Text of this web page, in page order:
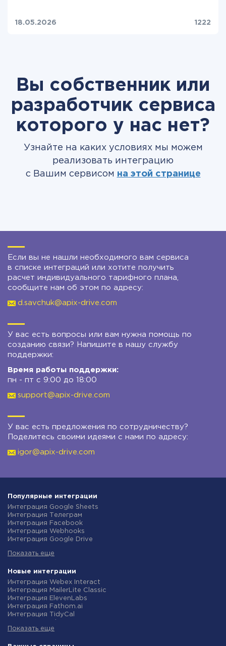
18.05.2026 1222
Вы собственник или
разработчик сервиса
которого у нас нет?
Узнайте на каких условиях мы можем
реализовать интеграцию
с Вашим сервисом на этой странице
Если вы не нашли необходимого вам сервиса
в списке интеграций или хотите получить
расчет индивидуального тарифного плана,
сообщите нам об этом по адресу:
d.savchuk@apix-drive.com
У вас есть вопросы или вам нужна помощь по
созданию связи? Напишите в нашу службу
поддержки:
Время работы поддержки:
пн - пт с 9:00 до 18:00
support@apix-drive.com
У вас есть предложения по сотрудничеству?
Поделитесь своими идеями с нами по адресу:
igor@apix-drive.com
Популярные интеграции
Интеграция Google Sheets
Интеграция Телеграм
Интеграция Facebook
Интеграция Webhooks
Интеграция Google Drive
Интеграция Gmail
Интеграция Новая Почта
Интеграция Binotel
Интеграция OpenAI (ChatGPT)
Интеграция Prom
Интеграция Приват24
Интеграция OLX
Интеграция TurboSMS
Интеграция SendPulse
Интеграция Stream Telecom
Показать еще
Новые интеграции
Интеграция Webex Interact
Интеграция MailerLite Classic
Интеграция ElevenLabs
Интеграция Fathom.ai
Интеграция TidyCal
Интеграция Gist
Показать еще